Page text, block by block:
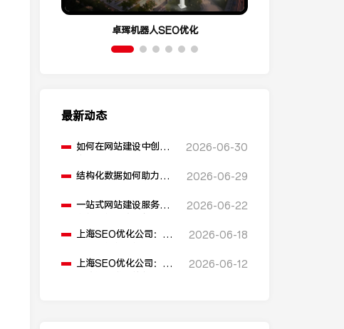
卓珲机器人SEO优化
最新动态
如何在网站建设中创建
2026-06-30
结构化数据如何助力
2026-06-29
一站式网站建设服务平
2026-06-22
上海SEO优化公司：如
升点击率和SEO效果？
2026-06-18
上海SEO优化公司：有
2026-06-12